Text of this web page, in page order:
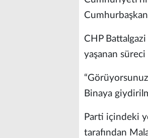
CHP Battalgazi
yaşanan
Binaya
Parti içindeki
tarafından